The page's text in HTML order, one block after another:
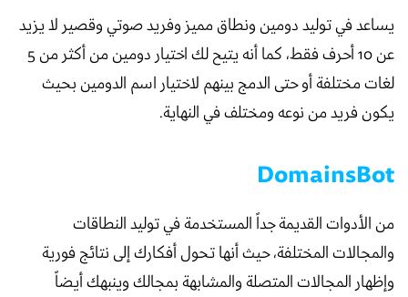
يساعد في توليد دومين ونطاق مميز وفريد صوتي وقصير لا يزيد
عن 10 أحرف فقط، كما أنه يتيح لك اختيار دومين من أكثر من 5
لغات مختلفة أو حتى الدمج بينهم لاختيار اسم الدومين بحيث
يكون فريد من نوعه ومختلف في النهاية.
DomainsBot
من الأدوات القديمة جداً المستخدمة في توليد النطاقات
والمجالات المختلفة، حيث أنها تحول أفكارك إلى نتائج فورية
وإظهار المجالات المتصلة والمشابهة بمجالك وينبهك أيضاً